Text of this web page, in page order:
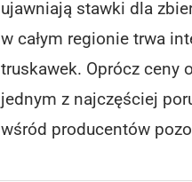
ujawniają stawki dla
w całym regionie trwa
truskawek. Oprócz ceny
jednym z najczęściej
wśród producentów